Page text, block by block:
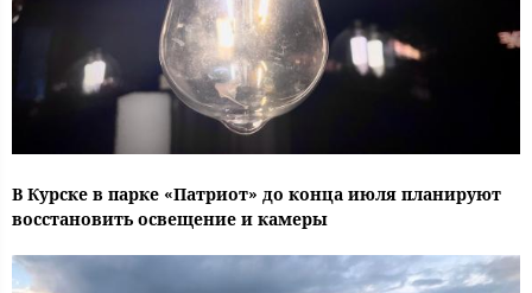
В Курске в парке «Патриот» до конца июля планируют
восстановить освещение и камеры